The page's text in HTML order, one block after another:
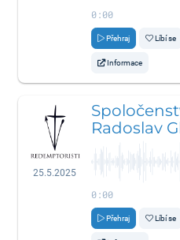
0:00
Přehraj Líbí se
Informace
25.5.2025
Radoslav
0:00
Přehraj Líbí se